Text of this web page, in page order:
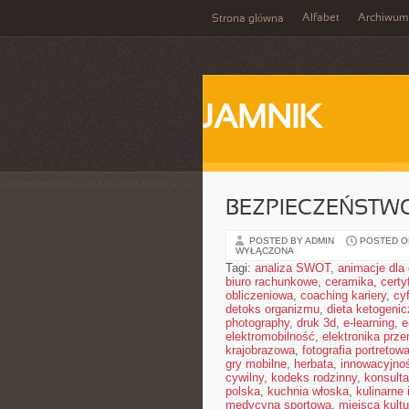
Strona główna Alfabet Archiwum
JAMNIK
POSTED BY ADMIN POSTED
WYŁĄCZONA
Tagi: analiza SWOT, animacje dla
biuro rachunkowe, ceramika,
obliczeniowa, coaching kariery,
detoks organizmu, dieta
photography, druk 3d, e-learning,
elektromobilność, elektronika
krajobrazowa, fotografia portretowa
gry mobilne, herbata,
cywilny, kodeks rodzinny,
polska, kuchnia włoska, kulinarne
medycyna sportowa, miejsca kultu